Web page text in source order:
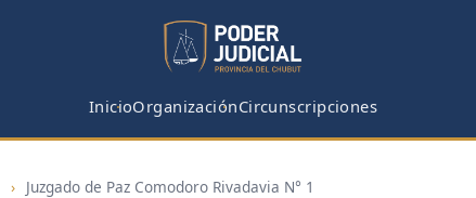
InicioOrganizaciónCircunscripciones
› Juzgado de Paz Comodoro Rivadavia N° 1